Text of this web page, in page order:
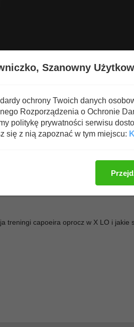
Wyświetl nową zawartość
treningi capoeira oprocz w X LO i jakie
Szanowny
ochrony Twoich danych
Rozporządzenia o Ochronie
politykę prywatności serwisu
się z nią zapoznać w tym miejscu: